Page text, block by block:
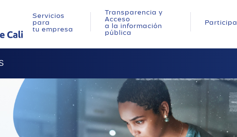
Servicios
para
tu empresa
Transparencia y
Acceso
a la información
pública
Participa